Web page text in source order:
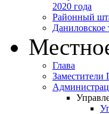
2020 года
Районный
Даниловское
Глава
Заместители